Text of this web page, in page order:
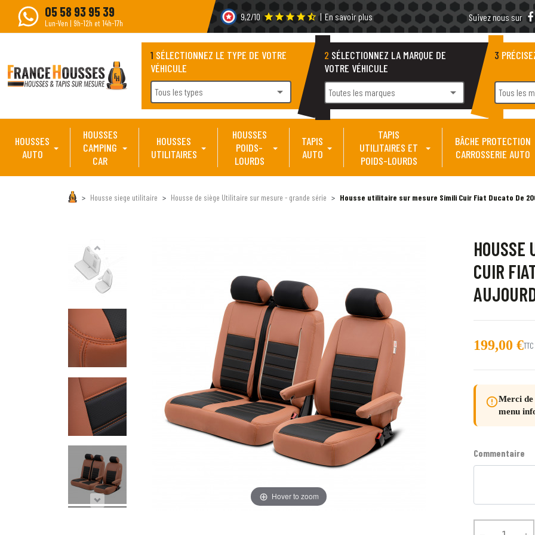
05 58 93 95 39
Lun-Ven | 9h-12h et 14h-17h
9,2/10 star starstarstarstar_half | En savoir plus Suivez nous sur
1 SÉLECTIONNEZ LE TYPE DE VOTRE
VÉHICULE
Tous les types arrow_drop_down
2 SÉLECTIONNEZ LA MARQUE DE
VOTRE VÉHICULE
Toutes les marques arrow_drop_down
3
Tous les
HOUSSES
AUTO
HOUSSES
CAMPING
CAR
HOUSSES
UTILITAIRES
HOUSSES
POIDS-
LOURDS
TAPIS
AUTO
TAPIS
UTILITAIRES ET
POIDS-LOURDS
BÂCHE PROTECTION
CARROSSERIE AUTO
Housse siege utilitaire Housse de siège Utilitaire sur mesure - grande série Housse utilitaire sur mesure Simili Cuir Fiat Ducato De
Hover to zoom
HOUSSE
CUIR
199,00 €TTC
error_outlineMerci de
menu
Commentaire